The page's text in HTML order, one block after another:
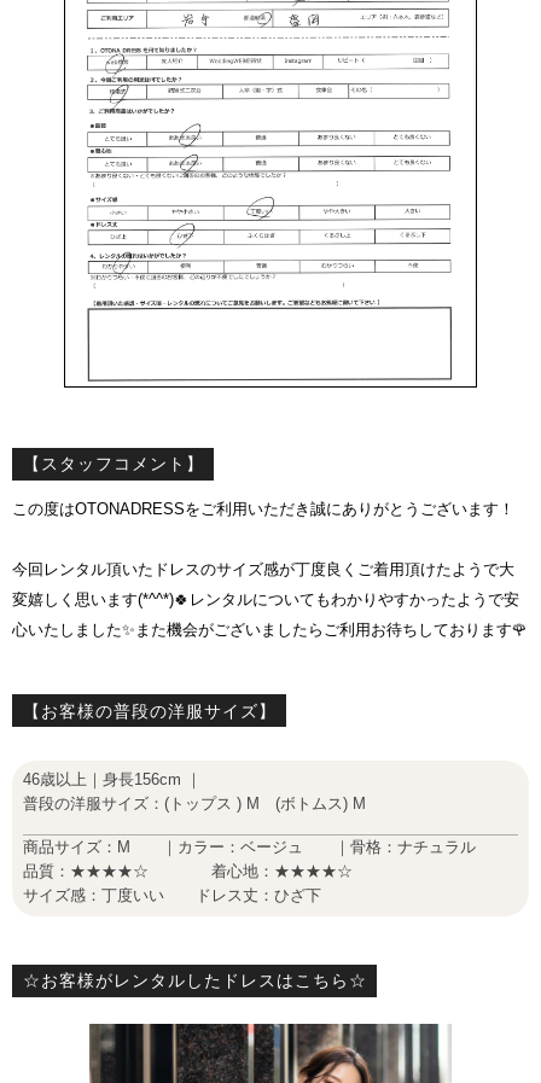
【スタッフコメント】
この度はOTONADRESSをご利用いただき誠にありがとうございます！
今回レンタル頂いたドレスのサイズ感が丁度良くご着用頂けたようで大
変嬉しく思います(*^^*)🍀レンタルについてもわかりやすかったようで安
心いたしました✨また機会がございましたらご利用お待ちしております🌹
【お客様の普段の洋服サイズ】
46歳以上｜身長156cm ｜
普段の洋服サイズ：(トップス ) M (ボトムス) M
商品サイズ：M ｜カラー：ベージュ ｜骨格：ナチュラル
品質：★★★★☆ 着心地：★★★★☆
サイズ感：丁度いい ドレス丈：ひざ下
☆お客様がレンタルしたドレスはこちら☆